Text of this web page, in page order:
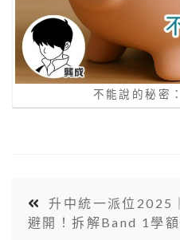
不能說的秘密
升中統一派位2025
避開！拆解Band 1學額